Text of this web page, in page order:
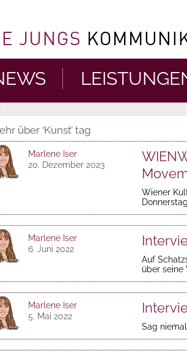
über ‘Kunst’ tag
Marlene Iser
20. Dezember 2023
Wiener
Marlene Iser
6. Juni 2022
Auf
über seine
Marlene Iser
5. Mai 2022
Sag